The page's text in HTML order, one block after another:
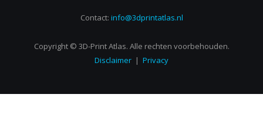
Contact: info@3dprintatlas.nl
Copyright © 3D-Print Atlas. Alle rechten voorbehouden.
Disclaimer | Privacy